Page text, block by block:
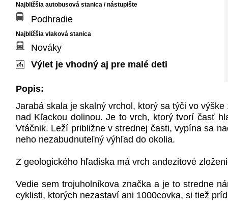
Najbližšia autobusová stanica / nástupište
Podhradie
Najbližšia vlaková stanica
Nováky
Výlet je vhodný aj pre malé deti
Popis:
Jarabá skala je skalný vrchol, ktorý sa týči vo
nad Kľackou dolinou. Je to vrch, ktorý tvorí časť
Vtáčnik. Leží približne v strednej časti, vypína sa
neho nezabudnuteľný výhľad do okolia.
Z geologického hľadiska má vrch andezitové
Vedie sem trojuholníkova značka a je to stredne
cyklisti, ktorých nezastaví ani 1000covka, si tiež